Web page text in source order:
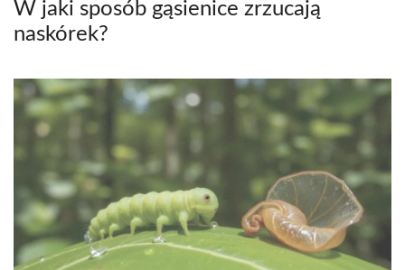
W jaki sposób gąsienice zrzucają
naskórek?